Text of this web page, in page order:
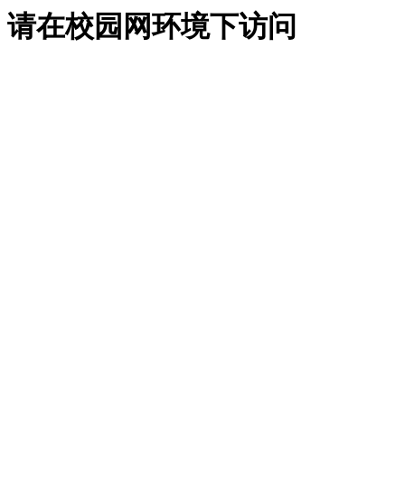
请在校园网环境下访问